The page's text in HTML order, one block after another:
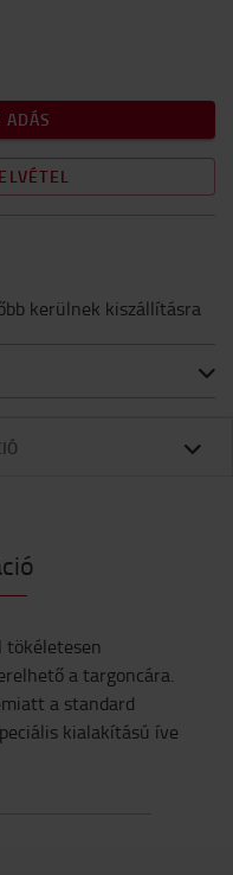
ADÁS
kerülnek kiszállításra
a targoncára.
a standard
kialakítású íve